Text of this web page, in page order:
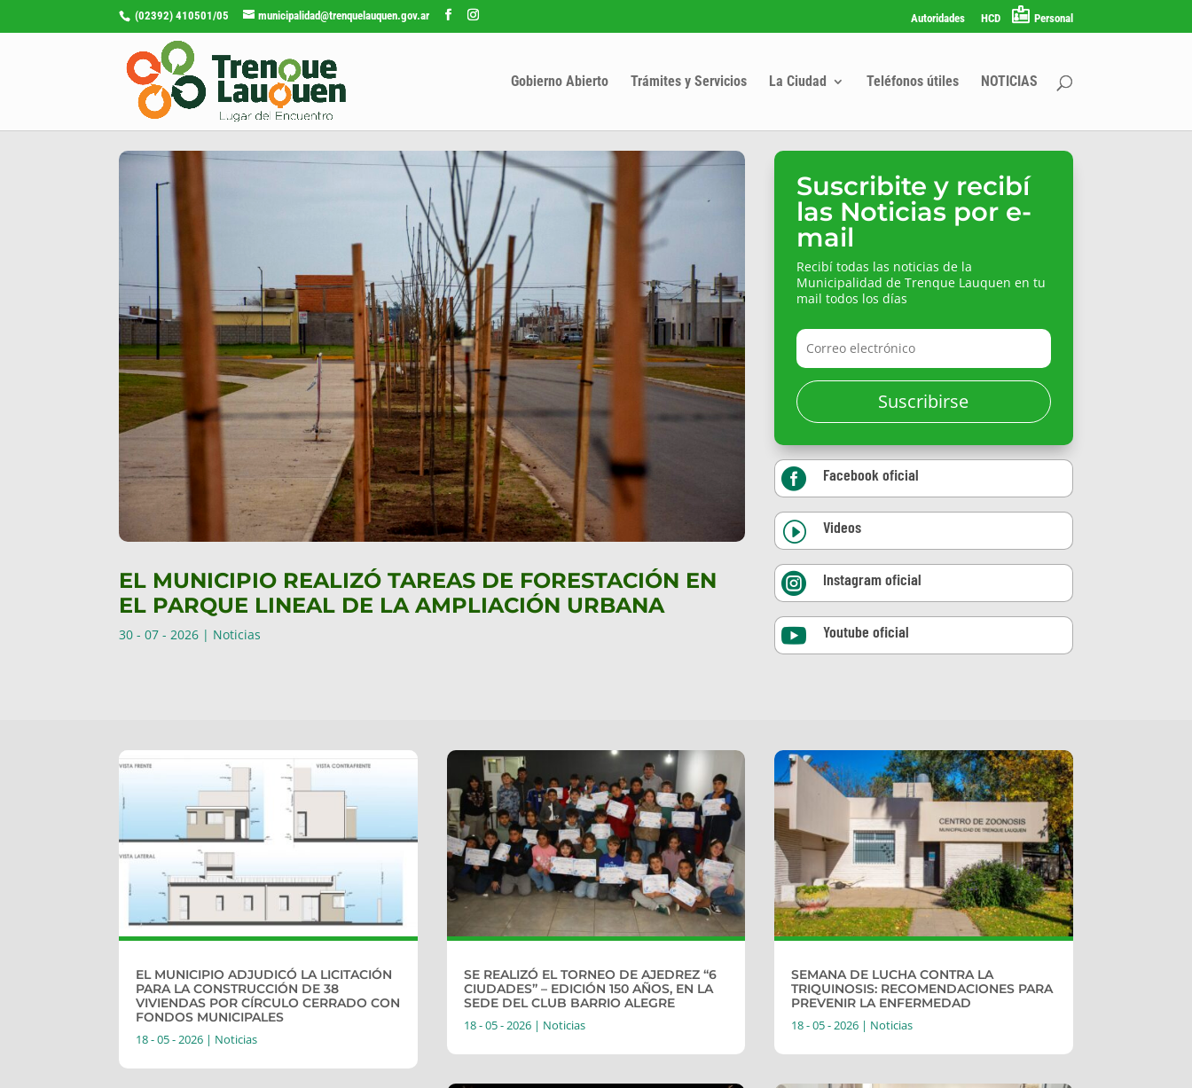
(02392) 410501/05 municipalidad@trenquelauquen.gov.ar Autoridades HCD Personal
Gobierno Abierto Trámites y Servicios La Ciudad Teléfonos útiles NOTICIAS
EL MUNICIPIO REALIZÓ TAREAS DE FORESTACIÓN EN
EL PARQUE LINEAL DE LA AMPLIACIÓN URBANA
30 - 07 - 2026 | Noticias
Suscribite y recibí
las Noticias por e-
mail
Recibí todas las noticias de la
Municipalidad de Trenque Lauquen en tu
mail todos los días
Suscribirse
 Facebook oficial
I Videos
 Instagram oficial
 Youtube oficial
EL MUNICIPIO ADJUDICÓ LA LICITACIÓN
PARA LA CONSTRUCCIÓN DE 38
VIVIENDAS POR CÍRCULO CERRADO CON
FONDOS MUNICIPALES
18 - 05 - 2026 | Noticias
SE REALIZÓ EL TORNEO DE AJEDREZ “6
CIUDADES” – EDICIÓN 150 AÑOS, EN LA
SEDE DEL CLUB BARRIO ALEGRE
18 - 05 - 2026| Noticias
SEMANA DE LUCHA CONTRA LA
TRIQUINOSIS: RECOMENDACIONES PARA
PREVENIR LA ENFERMEDAD
18 - 05 - 2026| Noticias